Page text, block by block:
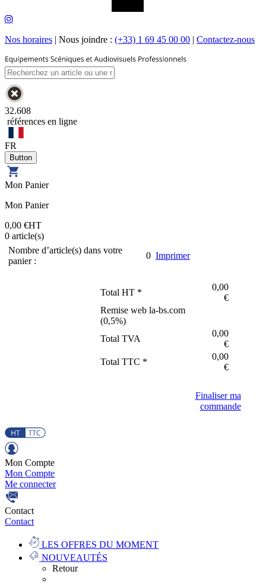
Nos horaires | Nous joindre : (+33) 1 69 45 00 00 | Contactez-nous
32.608
références en ligne
FR
Mon Panier
Mon Panier
0,00 €HT
0 article(s)
Nombre d’article(s) dans votre
panier :
0 Imprimer
Total HT *
0,00
€
Remise web la-bs.com
(0,5%)
Total TVA
0,00
€
Total TTC *
0,00
€
Finaliser ma
commande
Mon Compte
Mon Compte
Me connecter
Contact
Contact
LES OFFRES DU MOMENT
NOUVEAUTÉS
Retour